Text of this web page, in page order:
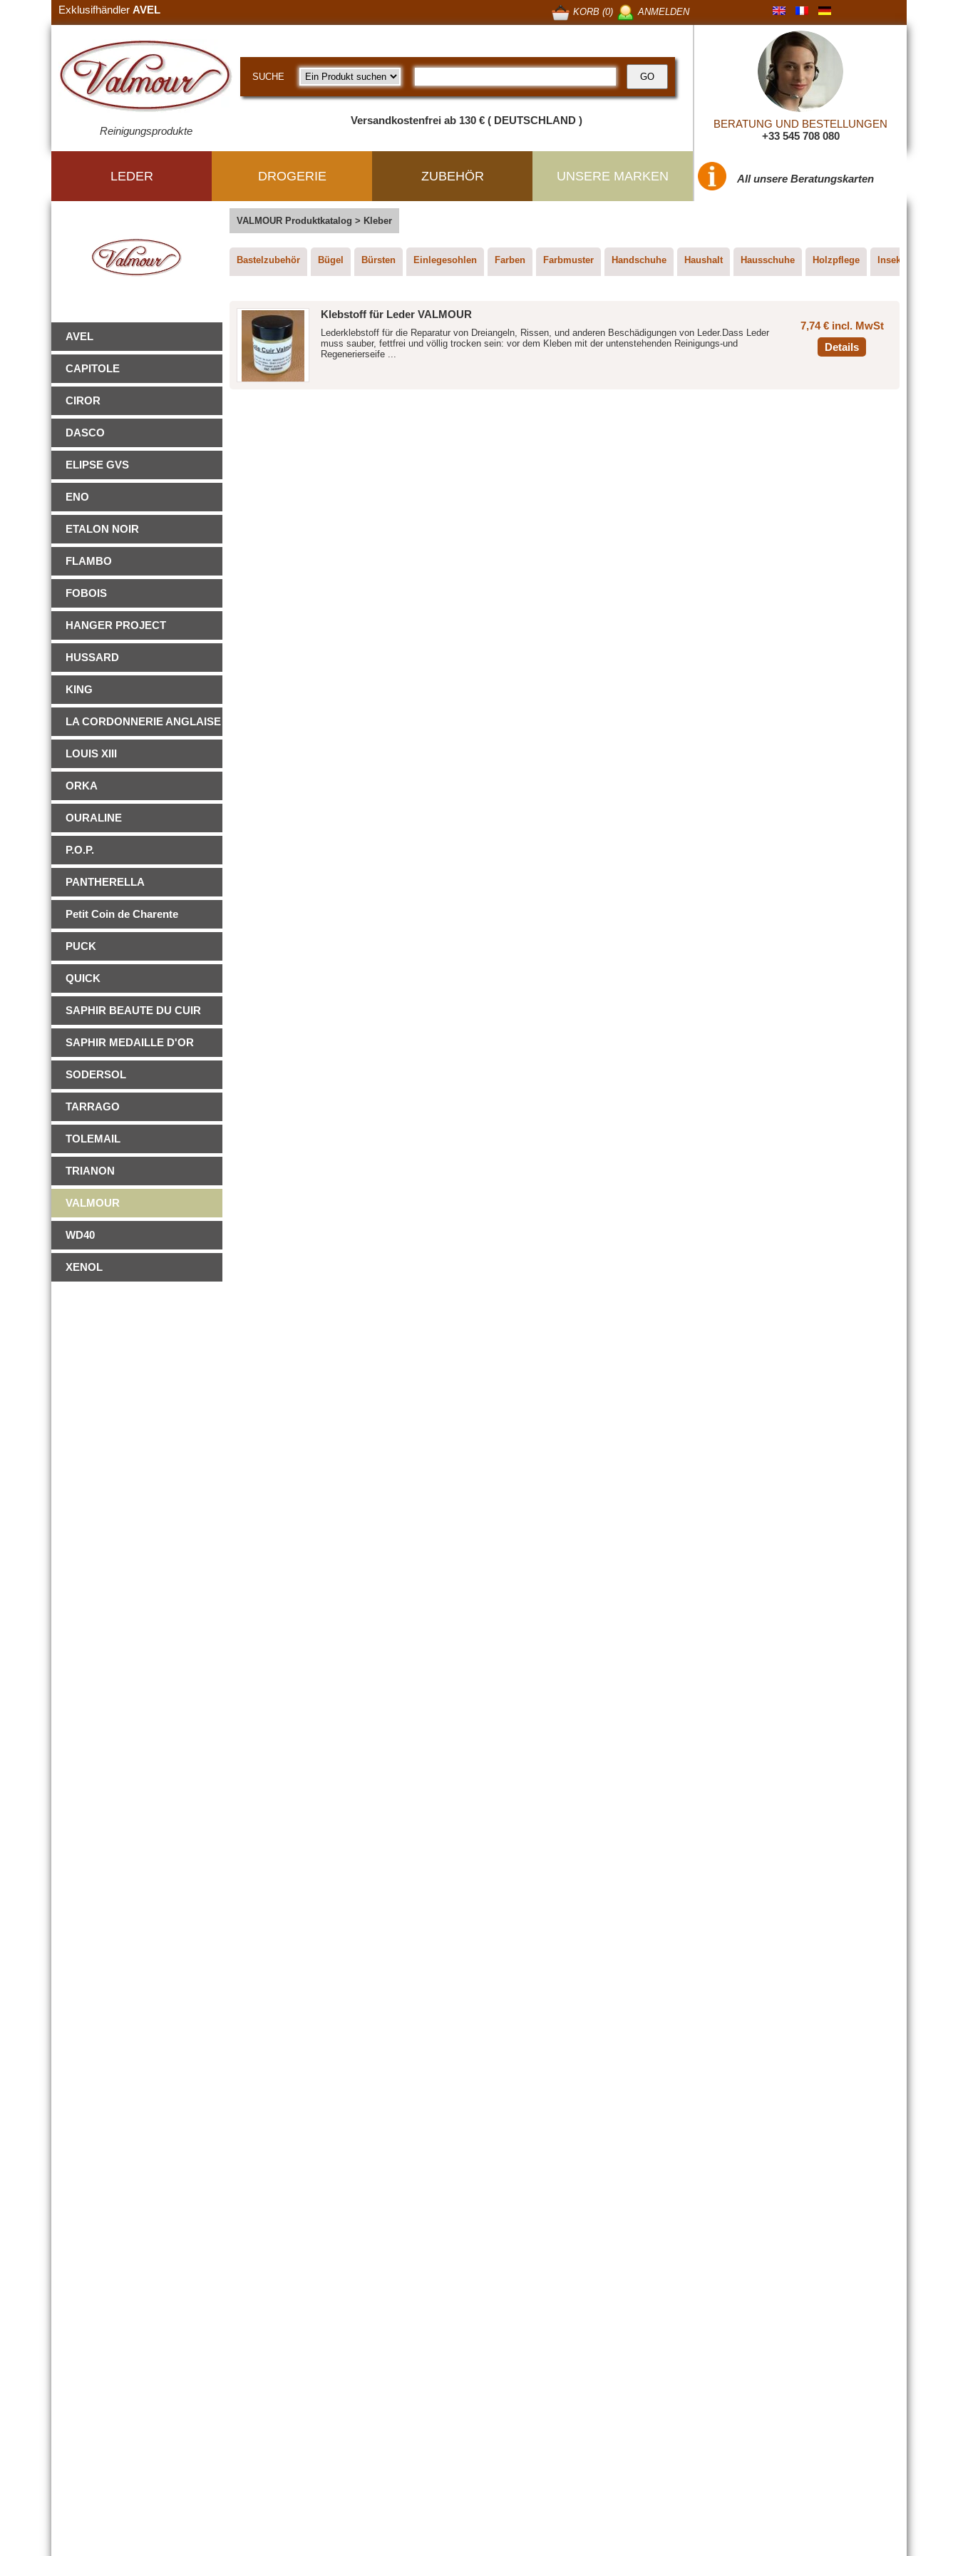
Exklusifhändler AVEL ANMELDEN
KORB (0)
Reinigungsprodukte
SUCHE
Versandkostenfrei ab 130 € ( DEUTSCHLAND )
BERATUNG UND BESTELLUNGEN
+33 545 708 080
LEDER DROGERIE ZUBEHÖR UNSERE MARKEN All unsere Beratungskarten
AVEL
CAPITOLE
CIROR
DASCO
ELIPSE GVS
ENO
ETALON NOIR
FLAMBO
FOBOIS
HANGER PROJECT
HUSSARD
KING
LA CORDONNERIE ANGLAISE
LOUIS XIII
ORKA
OURALINE
P.O.P.
PANTHERELLA
Petit Coin de Charente
PUCK
QUICK
SAPHIR BEAUTE DU CUIR
SAPHIR MEDAILLE D'OR
SODERSOL
TARRAGO
TOLEMAIL
TRIANON
VALMOUR
WD40
XENOL
VALMOUR Produktkatalog > Kleber
Bastelzubehör Bügel Bürsten Einlegesohlen Farben Farbmuster Handschuhe Haushalt Hausschuhe Holzpflege
Klebstoff für Leder VALMOUR
Lederklebstoff für die Reparatur von Dreiangeln, Rissen, und anderen Beschädigungen von Leder.Dass Leder
muss sauber, fettfrei und völlig trocken sein: vor dem Kleben mit der untenstehenden Reinigungs-und
Regenerierseife ...
7,74 € incl. MwSt
Details